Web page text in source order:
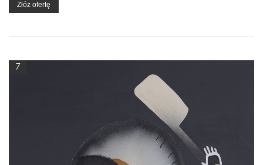
Złóż ofertę
7